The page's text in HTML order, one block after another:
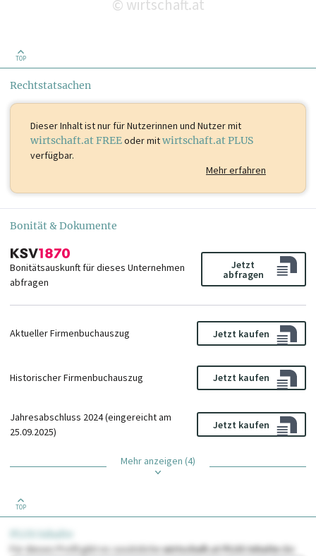
© wirtschaft.at
TOP
Rechtstatsachen
Dieser Inhalt istnur für Nutzerinnen und Nutzer mit
wirtschaft.at FREEoder mitwirtschaft.at PLUS
verfügbar.
Mehr erfahren
Bonität & Dokumente
Bonitätsauskunft für dieses Unternehmen
abfragen
Jetzt
abfragen
Aktueller Firmenbuchauszug Jetzt kaufen
Historischer Firmenbuchauszug Jetzt kaufen
Jahresabschluss 2024 (eingereicht am
25.09.2025)
Jetzt kaufen
Mehr anzeigen (4)
TOP
PLUS Inhalte
Für dieses Profil gibt es zusätzlichewirtschaft.at PLUS Inhaltedie